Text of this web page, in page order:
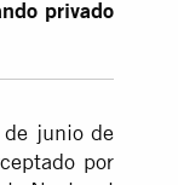
privado
de junio de
por